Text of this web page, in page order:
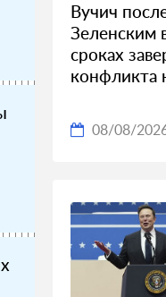
Вучич
Зеленским
сроках
конфликта
08/08/